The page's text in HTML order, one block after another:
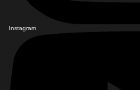
Instagram